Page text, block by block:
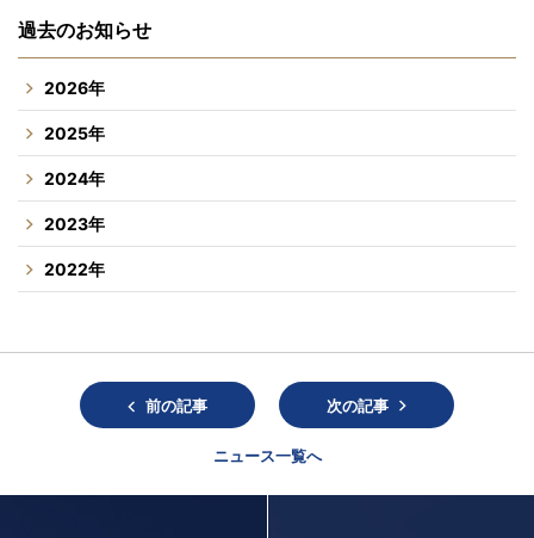
過去のお知らせ
2026年
2025年
2024年
2023年
2022年
前の記事
ニュース一覧へ
次の記事